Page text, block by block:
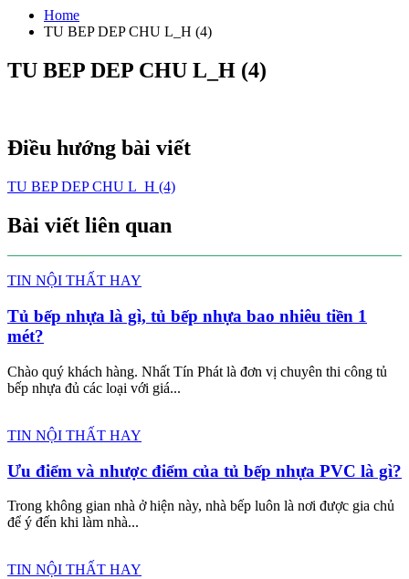
Home
TU BEP DEP CHU L_H (4)
TU BEP DEP CHU L_H (4)
Điều hướng bài viết
TU BEP DEP CHU L_H (4)
Bài viết liên quan
TIN NỘI THẤT HAY
Tủ bếp nhựa là gì, tủ bếp nhựa bao nhiêu tiền 1
mét?
Chào quý khách hàng. Nhất Tín Phát là đơn vị chuyên thi công tủ
bếp nhựa đủ các loại với giá...
TIN NỘI THẤT HAY
Ưu điểm và nhược điểm của tủ bếp nhựa PVC là gì?
Trong không gian nhà ở hiện này, nhà bếp luôn là nơi được gia chủ
để ý đến khi làm nhà...
TIN NỘI THẤT HAY